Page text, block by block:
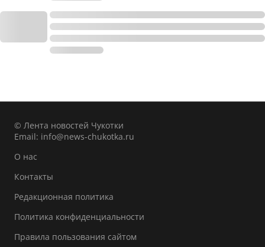
© Лента новостей Чукотки
Email: info@news-chukotka.ru
О нас
Контакты
Редакционная политика
Политика конфиденциальности
Правила пользования сайтом